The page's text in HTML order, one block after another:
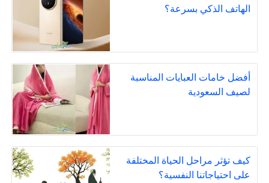
الهاتف الذكي بسرعة؟
أفضل خامات العبايات المناسبة
لصيف السعودية
كيف تؤثر مراحل الحياة المختلفة
على احتياجاتنا النفسية؟